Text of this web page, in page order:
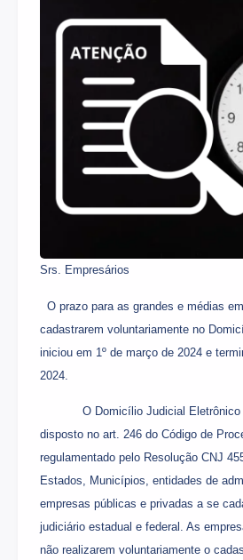
Srs. Empresários
O prazo para as grandes e médias
cadastrarem voluntariamente no
iniciou em 1º de março de 2024 e
2024.
O Domicílio Judicial Eletrônico
disposto no art. 246 do Código de
regulamentado pelo Resolução CNJ
Estados, Municípios, entidades de
empresas públicas e privadas a se
judiciário estadual e federal. As
não realizarem voluntariamente o